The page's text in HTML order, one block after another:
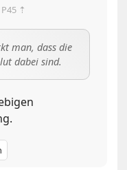
⇡
man, dass die
dabei sind.